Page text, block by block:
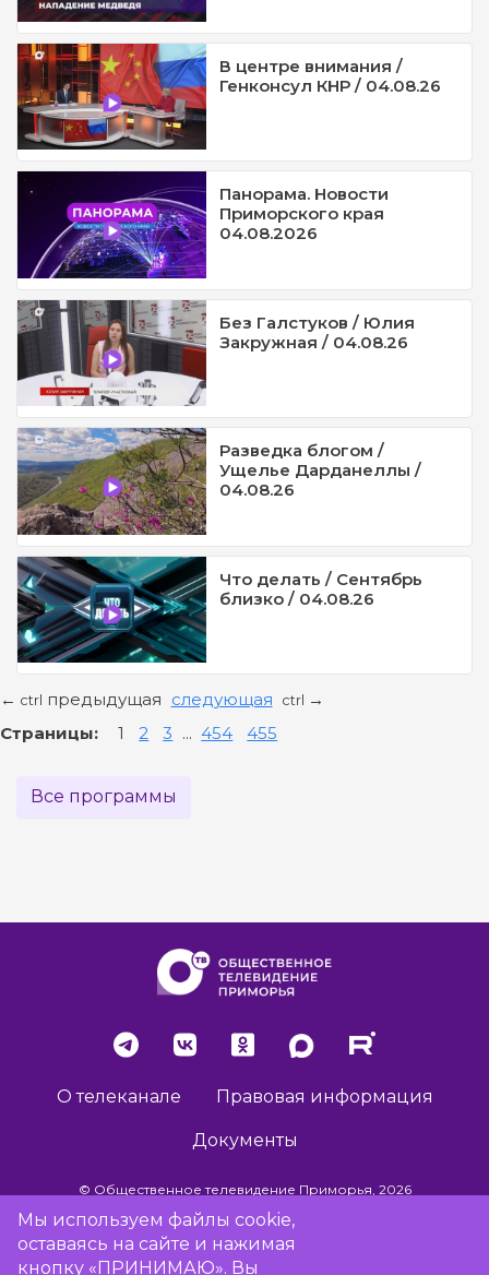
В центре внимания /
Генконсул КНР / 04.08.26
Панорама. Новости
Приморского края
04.08.2026
Без Галстуков / Юлия
Закружная / 04.08.26
Разведка блогом /
Ущелье Дарданеллы /
04.08.26
Что делать / Сентябрь
близко / 04.08.26
← ctrl предыдущая следующая ctrl →
Страницы: 1 2 3 ... 454 455
Все программы
О телеканале Правовая информация
Документы
© Общественное телевидение Приморья, 2026
Разработка сайта -
Мы используем файлы cookie,
оставаясь на сайте и нажимая
кнопку «ПРИНИМАЮ». Вы